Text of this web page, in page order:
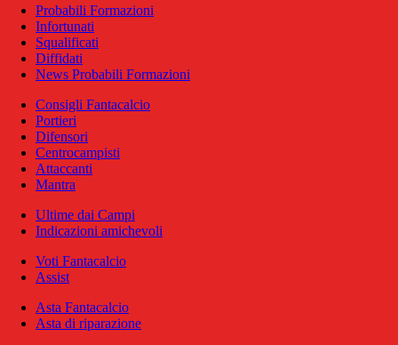
Probabili Formazioni
Infortunati
Squalificati
Diffidati
News Probabili Formazioni
Consigli Fantacalcio
Portieri
Difensori
Centrocampisti
Attaccanti
Mantra
Ultime dai Campi
Indicazioni amichevoli
Voti Fantacalcio
Assist
Asta Fantacalcio
Asta di riparazione